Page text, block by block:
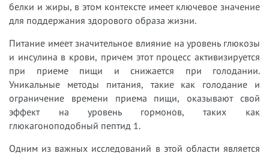
белки и жиры, в этом контексте имеет ключевое значение
для поддержания здорового образа жизни.
Питание имеет значительное влияние на уровень глюкозы
и инсулина в крови, причем этот процесс активизируется
при приеме пищи и снижается при голодании.
Уникальные методы питания, такие как голодание и
ограничение времени приема пищи, оказывают свой
эффект на уровень гормонов, таких как
глюкагоноподобный пептид 1.
Одним из важных исследований в этой области является